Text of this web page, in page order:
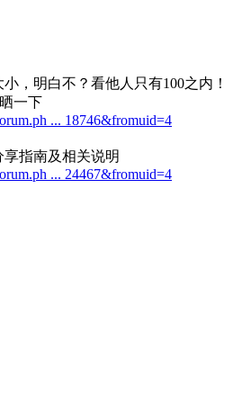
，明白不？看他人只有100之内！
一下
... 18746&fromuid=4
指南及相关说明
... 24467&fromuid=4